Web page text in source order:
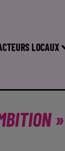
LOCAUX
»